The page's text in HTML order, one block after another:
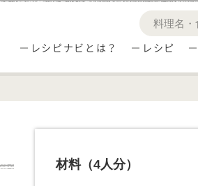
レシピナビとは？ レシピ
材料（4人分）